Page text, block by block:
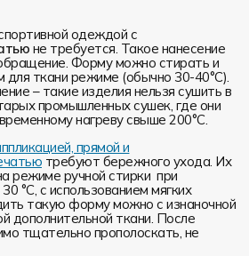
одеждой с
не требуется. Такое нанесение
Форму можно стирать и
для ткани режиме (обычно 30-40°С).
– такие изделия нельзя сушить в
промышленных сушек, где они
нагреву свыше 200°С.
прямой и
требуют бережного ухода. Их
режиме ручной стирки при
°C, с использованием мягких
такую форму можно с изнаночной
дополнительной ткани. После
тщательно прополоскать, не